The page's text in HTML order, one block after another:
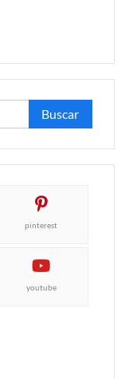
Buscar:
pinterest
youtube